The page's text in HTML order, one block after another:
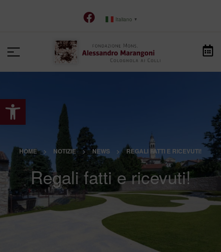
Apri la barra degli strumenti
Italiano ▼
HOME > NOTIZIE > NEWS > REGALI FATTI E RICEVUTI!
Regali fatti e ricevuti!